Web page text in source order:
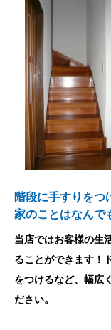
階段に手すりをつ
家のことはなんで
当店ではお客様の生
ることができます！
をつけるなど、幅広
ださい。